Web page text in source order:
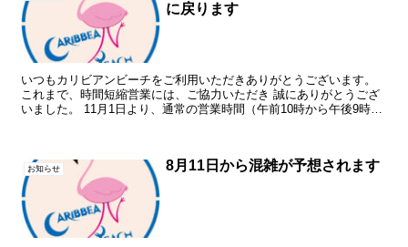
に戻ります
いつもカリビアンビーチをご利用いただきありがとうございます。
これまで、時間短縮営業には、ご協力いただき 誠にありがとうござ
いました。 11月1日より、通常の営業時間（午前10時から午後9時）
お知らせ 8月11日から混雑が予想されます